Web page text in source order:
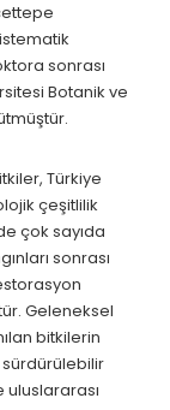
sonrası
Botanik ve
Türkiye
çeşitlilik
çok sayıda
sonrası
Geleneksel
bitkilerin
sürdürülebilir
uluslararası